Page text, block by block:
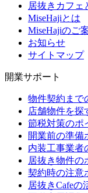
居抜きカフェ
MiseHajiとは
MiseHajiのご
お知らせ
サイトマップ
開業サポート
物件契約まで
店舗物件を探
節税対策のポ
開業前の準備
内装工事業者
居抜き物件の
契約時の注意
居抜きCafeの